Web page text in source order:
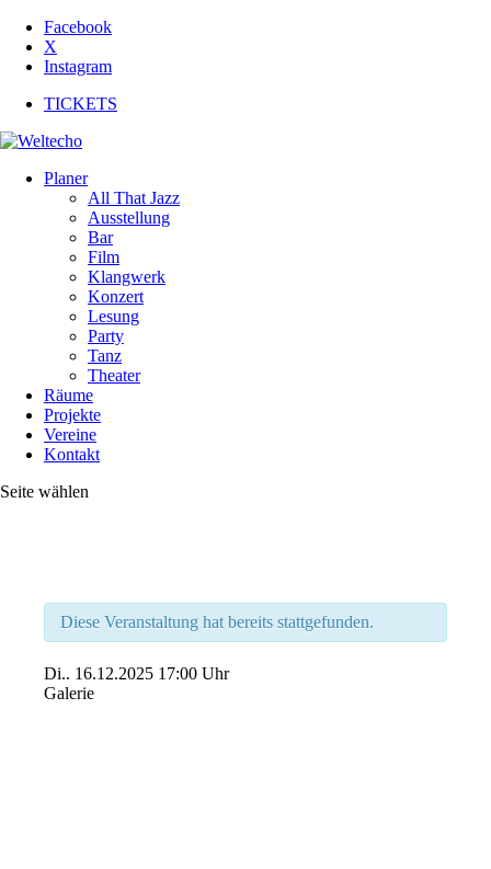
Facebook
X
Instagram
TICKETS
Planer
All That Jazz
Ausstellung
Bar
Film
Klangwerk
Konzert
Lesung
Party
Tanz
Theater
Räume
Projekte
Vereine
Kontakt
Seite wählen
Diese Veranstaltung hat bereits stattgefunden.
Di.. 16.12.2025 17:00 Uhr
Galerie